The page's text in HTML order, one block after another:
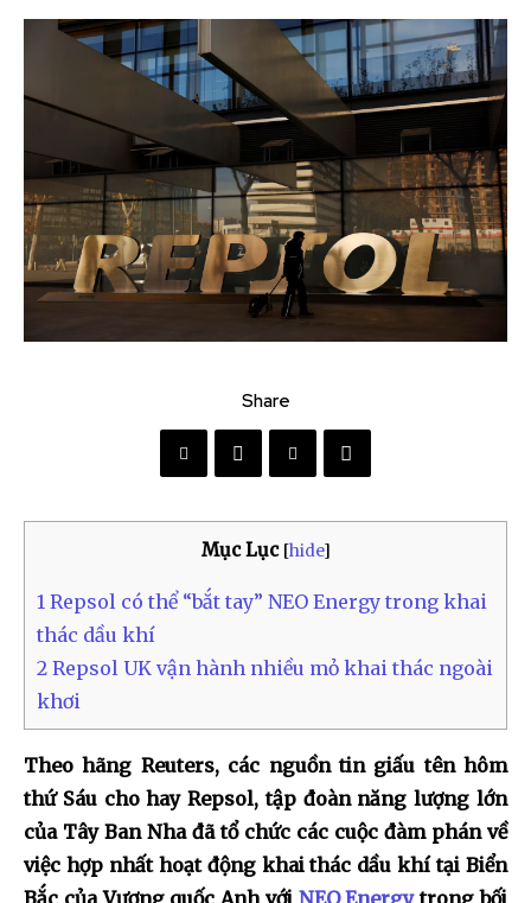
Share
Mục Lục [hide]
1 Repsol có thể “bắt tay” NEO Energy trong khai
thác dầu khí
2 Repsol UK vận hành nhiều mỏ khai thác ngoài
khơi
Theo hãng Reuters, các nguồn tin giấu tên hôm
thứ Sáu cho hay Repsol, tập đoàn năng lượng lớn
của Tây Ban Nha đã tổ chức các cuộc đàm phán về
việc hợp nhất hoạt động khai thác dầu khí tại Biển
Bắc của Vương quốc Anh với NEO Energytrong bối